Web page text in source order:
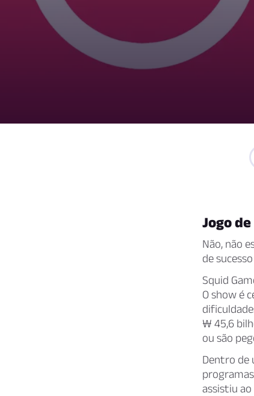
Jogo
Não, não
de
Squid
O show é
₩ 45,6
ou são
Dentro de
assistiu